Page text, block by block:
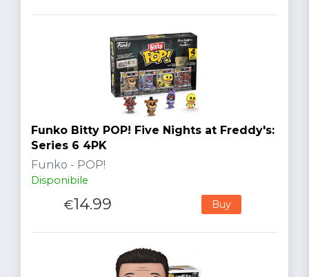
Funko Bitty POP! Five Nights at Freddy's:
Series 6 4PK
Funko - POP!
Disponibile
€14.99 Buy